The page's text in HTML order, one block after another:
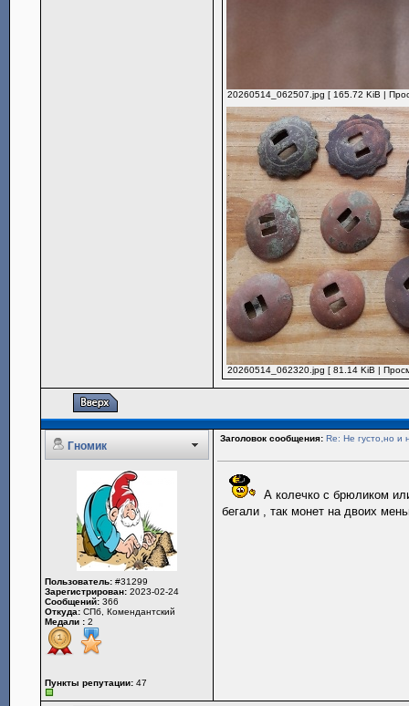
20260514_062507.jpg [ 165.72 KiB |
20260514_062320.jpg [ 81.14 KiB |
Гномик
Заголовок сообщения: Re: Не густо,но и
Пользователь: #31299
Зарегистрирован: 2023-02-24
Сообщений: 366
Откуда: СПб, Комендантский
Медали : 2
Пункты репутации: 47
А колечко с брюликом
бегали , так монет на двоих